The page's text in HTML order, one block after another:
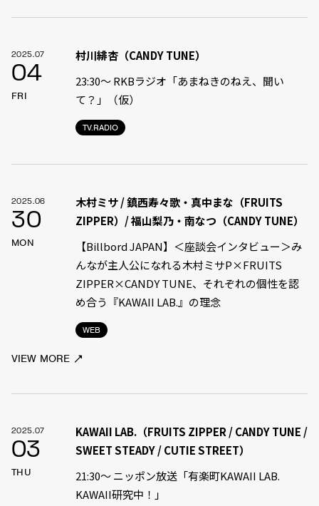
2025.07
04
FRI
TV.RADIO
村川緋杏（CANDY TUNE）
23:30〜 RKBラジオ「あまねきのねえ、聞い
て？」（仮）
2025.06
30
MON
WEB
木村ミサ / 鎮西寿々歌・真中まな（FRUITS
ZIPPER）/ 福山梨乃・南なつ（CANDY TUNE）
【Billbord JAPAN】＜座談会インタビュー＞み
んなが主人公になれる――木村ミサP×FRUITS
ZIPPER×CANDY TUNE、それぞれの個性を認
め合う『KAWAII LAB.』の理念
VIEW MORE
2025.07
03
THU
KAWAII LAB.（FRUITS ZIPPER / CANDY TUNE /
SWEET STEADY / CUTIE STREET）
21:30〜 ニッポン放送「有楽町KAWAII LAB.
KAWAII研究中！」